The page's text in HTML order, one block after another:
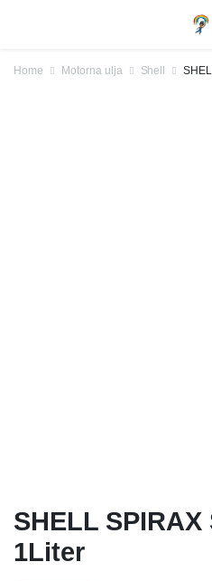
Home Motorna ulja Shell
SHELL SPIRAX
1Liter